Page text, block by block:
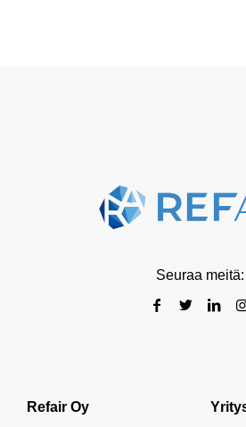
Seuraa meitä:
Refair Oy